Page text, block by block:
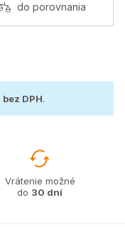
do porovnania
bez DPH.
Vrátenie možné
do 30 dní